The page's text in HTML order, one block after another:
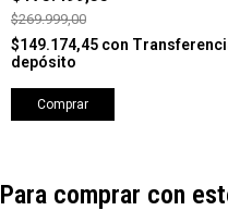
$269.999,00
$149.174,45 con
depósito
Comprar
Para comprar con